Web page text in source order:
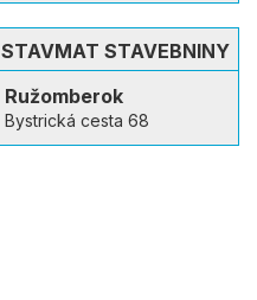
STAVMAT STAVEBNINY
Ružomberok
Bystrická cesta 68